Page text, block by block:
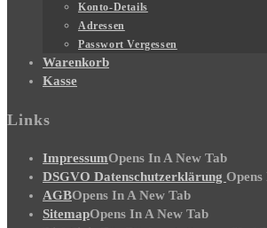
Konto-Details
Adressen
Passwort Vergessen
Warenkorb
Kasse
Links
ImpressumOpens In A New Tab
DSGVO Datenschutzerklärung Opens
AGBOpens In A New Tab
SitemapOpens In A New Tab